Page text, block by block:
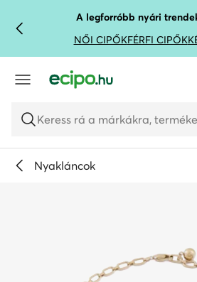
UGRÁS A FŐ TARTALOMRA
UGRÁS A KERESÉSHEZ
A legforróbb nyári
NŐI CIPŐKFÉRFI CIPŐK
Keress rá a márkákra,
Nyakláncok